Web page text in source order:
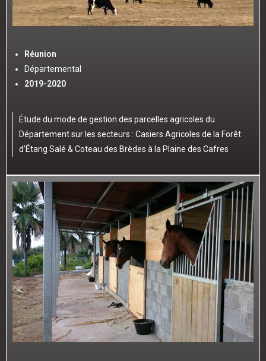
Réunion
Départemental
2019-2020
Étude du mode de gestion des parcelles agricoles du
Département sur les secteurs : Casiers Agricoles de la Forêt
d’Étang Salé & Coteau des Brèdes à la Plaine des Cafres